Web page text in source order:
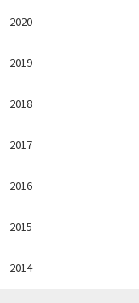
2020
2019
2018
2017
2016
2015
2014